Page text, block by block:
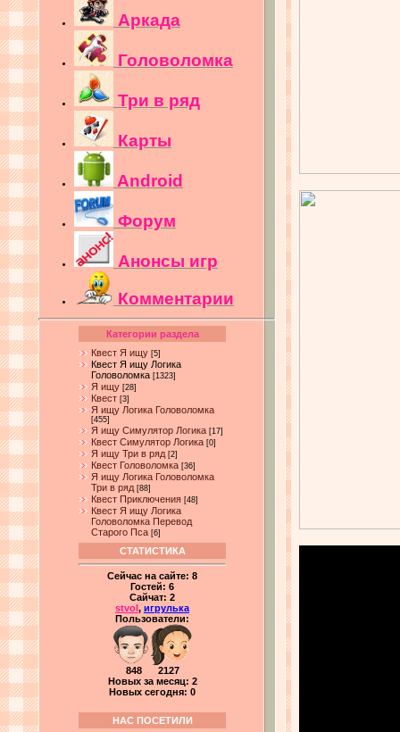
Аркада
Головоломка
Три в ряд
Карты
Android
Форум
Анонсы игр
Комментарии
Категории раздела
Квест Я ищу [5]
Квест Я ищу Логика
Головоломка [1323]
Я ищу [28]
Квест [3]
Я ищу Логика Головоломка
[455]
Я ищу Симулятор Логика [17]
Квест Симулятор Логика [0]
Я ищу Три в ряд [2]
Квест Головоломка [36]
Я ищу Логика Головоломка
Три в ряд [88]
Квест Приключения [48]
Квест Я ищу Логика
Головоломка Перевод
Старого Пса [6]
СТАТИСТИКА
Сейчас на сайте: 8
Гостей: 6
Сайчат: 2
stvol , игрулька
Пользователи:
848 2127
Новых за месяц: 2
Новых сегодня: 0
НАС ПОСЕТИЛИ